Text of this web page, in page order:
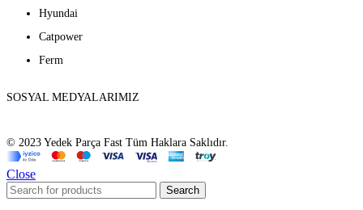
Hyundai
Catpower
Ferm
SOSYAL MEDYALARIMIZ
© 2023 Yedek Parça Fast Tüm Haklara Saklıdır.
Close
Search